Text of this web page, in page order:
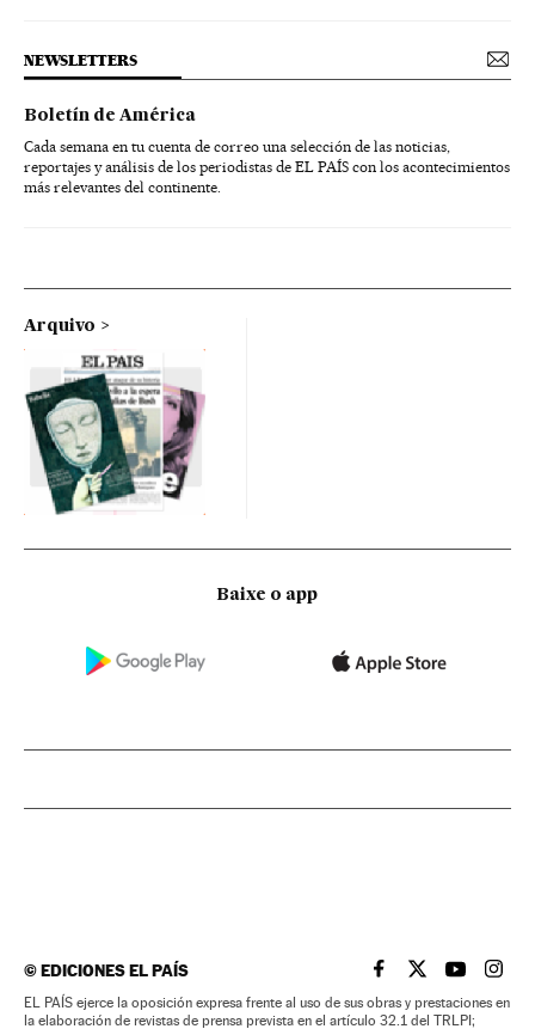
NEWSLETTERS
Boletín de América
Cada semana en tu cuenta de correo una selección de las noticias,
reportajes y análisis de los periodistas de EL PAÍS con los acontecimientos
más relevantes del continente.
Arquivo
Baixe o app
©EDICIONES EL PAÍS EL PAÍS BRASIL EN
EL PAÍSEL PAÍS
EL
EL PAÍS ejerce la oposición expresa frente al uso de sus obras y prestaciones en
la elaboración de revistas de prensa prevista en el artículo 32.1 del TRLPI;